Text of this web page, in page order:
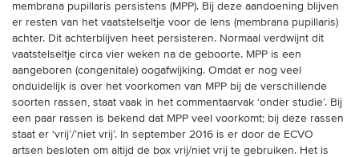
membrana pupillaris persistens (MPP). Bij deze aandoening blijven
er resten van het vaatstelseltje voor de lens (membrana pupillaris)
achter. Dit achterblijven heet persisteren. Normaal verdwijnt dit
vaatstelseltje circa vier weken na de geboorte. MPP is een
aangeboren (congenitale) oogafwijking. Omdat er nog veel
onduidelijk is over het voorkomen van MPP bij de verschillende
soorten rassen, staat vaak in het commentaarvak ‘onder studie’. Bij
een paar rassen is bekend dat MPP veel voorkomt; bij deze rassen
staat er ‘vrij’/’niet vrij’. In september 2016 is er door de ECVO
artsen besloten om altijd de box vrij/niet vrij te gebruiken. Het is